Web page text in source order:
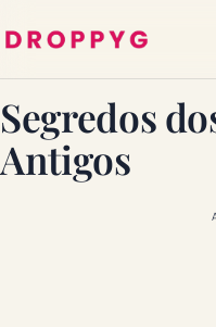
Segredos
Antigos